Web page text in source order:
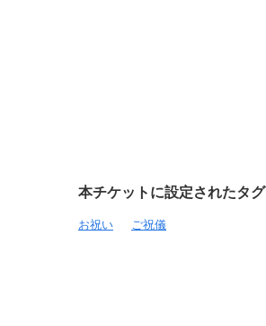
本チケットに設定されたタグ
お祝い ご祝儀